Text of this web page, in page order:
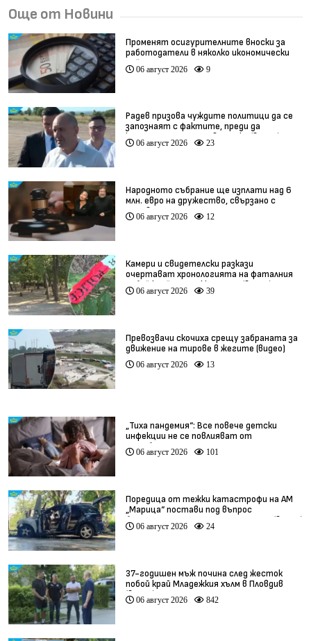
Още от Новини
Променят осигурителните вноски за
работодатели в няколко икономически
дейности
06 август 2026 9
Радев призова чуждите политици да се
запознаят с фактите, преди да
коментират случая в Банско (видео)
06 август 2026 23
Народното събрание ще изплати над 6
млн. евро на дружество, свързано с
Баневи
06 август 2026 12
Камери и свидетелски разкази
очертават хронологията на фаталния
побой край Младежкия хълм (видео)
06 август 2026 39
Превозвачи скочиха срещу забраната за
движение на тирове в жегите (видео)
06 август 2026 13
„Тиха пандемия“: Все повече детски
инфекции не се повлияват от
антибиотици
06 август 2026 101
Поредица от тежки катастрофи на АМ
„Марица“ постави под въпрос
безопасността по магистралата (видео)
06 август 2026 24
37-годишен мъж почина след жесток
побой край Младежкия хълм в Пловдив
(видео)
06 август 2026 842